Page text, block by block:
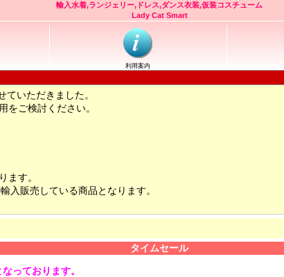
輸入水着,ランジェリー,ドレス,ダンス衣装,仮装コスチューム
Lady Cat Smart
利用案内
いただきました。
をご検討ください。
ます。
入販売している商品となります。
タイムセール
っております。